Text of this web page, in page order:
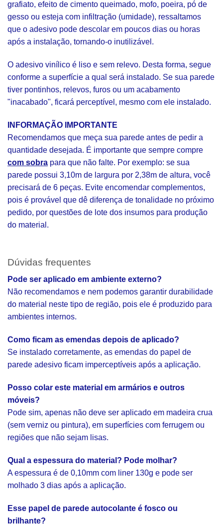
grafiato, efeito de cimento queimado, mofo, poeira, pó de
gesso ou esteja com infiltração (umidade), ressaltamos
que o adesivo pode descolar em poucos dias ou horas
após a instalação, tornando-o inutilizável.
O adesivo vinílico é liso e sem relevo. Desta forma, segue
conforme a superfície a qual será instalado. Se sua parede
tiver pontinhos, relevos, furos ou um acabamento
"inacabado", ficará perceptível, mesmo com ele instalado.
INFORMAÇÃO IMPORTANTE
Recomendamos que meça sua parede antes de pedir a
quantidade desejada. É importante que sempre compre
com sobra para que não falte. Por exemplo: se sua
parede possui 3,10m de largura por 2,38m de altura, você
precisará de 6 peças. Evite encomendar complementos,
pois é provável que dê diferença de tonalidade no próximo
pedido, por questões de lote dos insumos para produção
do material.
Dúvidas frequentes
Pode ser aplicado em ambiente externo?
Não recomendamos e nem podemos garantir durabilidade
do material neste tipo de região, pois ele é produzido para
ambientes internos.
Como ficam as emendas depois de aplicado?
Se instalado corretamente, as emendas do papel de
parede adesivo ficam imperceptíveis após a aplicação.
Posso colar este material em armários e outros
móveis?
Pode sim, apenas não deve ser aplicado em madeira crua
(sem verniz ou pintura), em superfícies com ferrugem ou
regiões que não sejam lisas.
Qual a espessura do material? Pode molhar?
A espessura é de 0,10mm com liner 130g e pode ser
molhado 3 dias após a aplicação.
Esse papel de parede autocolante é fosco ou
brilhante?